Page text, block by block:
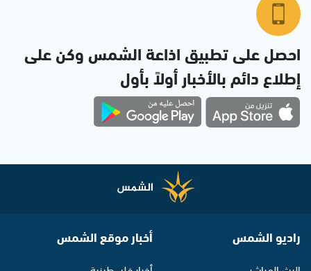
احصل على تطبيق اذاعة الشمس وكن على
إطلاع دائم بالأخبار أولاً بأول
راديو الشمس أخبار موقع الشمس